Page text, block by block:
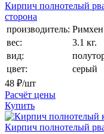
Кирпич полнотелый
сторона
производитель: Римхен
вес:
3.1 кг.
вид:
цвет:
серый
48 ₽/шт
Расчёт цены
Купить
Кирпич полнотелый